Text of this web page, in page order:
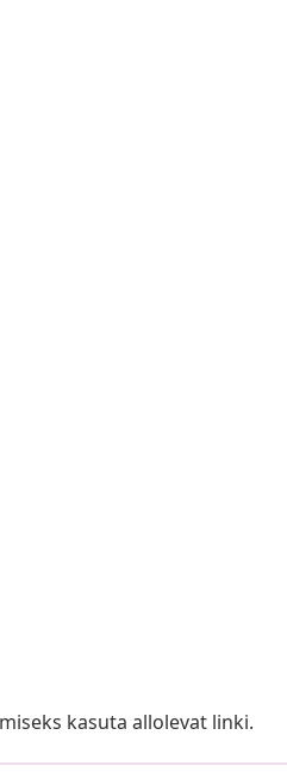
kasuta allolevat linki.